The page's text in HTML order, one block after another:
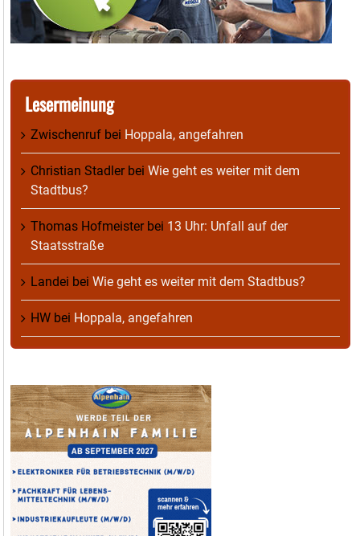
Lesermeinung
Zwischenruf bei Hoppala, angefahren
Christian Stadlerbei Wie geht es weiter mit dem
Stadtbus?
Thomas Hofmeisterbei 13 Uhr: Unfall auf der
Staatsstraße
Landei bei Wie geht es weiter mit dem Stadtbus?
HW bei Hoppala, angefahren